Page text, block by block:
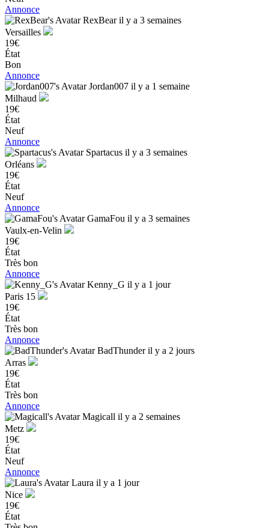
Annonce
RexBearil y a 3 semaines
Versailles
19€
État
Bon
Annonce
Jordan007 il y a 1 semaine
Milhaud
19€
État
Neuf
Annonce
Spartacus il y a 3 semaines
Orléans
19€
État
Neuf
Annonce
GamaFou il y a 3 semaines
Vaulx-en-Velin
19€
État
Très bon
Annonce
Kenny_G il y a 1 jour
Paris 15
19€
État
Très bon
Annonce
BadThunderil y a 2 jours
Arras
19€
État
Très bon
Annonce
Magicall il y a 2 semaines
Metz
19€
État
Neuf
Annonce
Laura il y a 1 jour
Nice
19€
État